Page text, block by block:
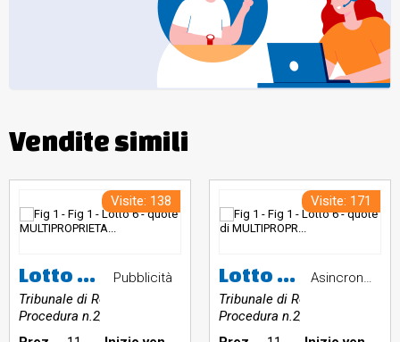
Vendite simili
Visite: 138
Lotto 6 - quote MULTIPROPRIETA' pari a due Suitè all'interno dell'Hotel Giudecca in Venezia, Corte Ferrando n. 409/C e 409/D per complessive due settimane nel mese di febbraio come da regolamento allegato
Tribunale di Roma
Procedura n.2/2021
Pubblicità
Visite: 171
Lotto 6 - quote di MULTIPROPRIETA' pari a due Suitè all'interno dell'Hotel Giudecca in Venezia, Corte Ferrando n. 409/C e 409/D. per complessive due settimane nel mese di febbraio come da regolamento allegato
Tribunale di Roma
Procedura n.2/2021